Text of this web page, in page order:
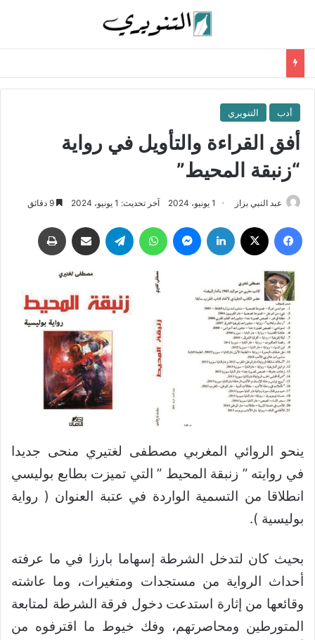
أدب التنويري
أفق القراءة والتأويل في رواية
“زنبقة المحيط”
عبد النبي بزاز 1 يونيو، 2024 آخر تحديث: 1 يونيو، 2024
فيسبوك لينكدإن ماسنجر واتساب تيلقرام مشاركة عبر البريد
ينحو الروائي المغربي مصطفى لغتيري منحى جديدا
في روايته ” زنبقة المحيط ” التي تميزت بطابع بوليسي
انطلاقا من التسمية الواردة في عتبة العنوان ( رواية
بوليسية ).
بحيث كان لتدخل الشرطة إسهاما بارزا في ما عرفته
أحداث الرواية من مستجدات ومتغيرات، وما عاشته
وقائعها من إثارة استدعت دخول فرقة الشرطة لمتابعة
المتورطين ومحاصرتهم، وفك خيوط ما اقترفوه من